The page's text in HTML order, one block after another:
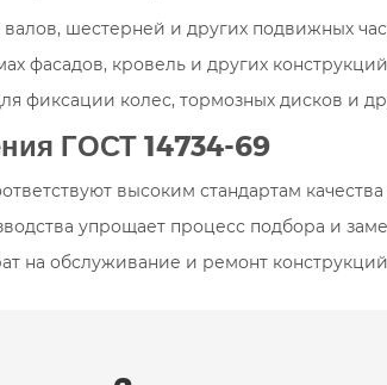
шестерней и других подвижных
фасадов, кровель и других
фиксации колес, тормозных дисков и
ГОСТ 14734-69
высоким стандартам
упрощает процесс подбора и
на обслуживание и ремонт